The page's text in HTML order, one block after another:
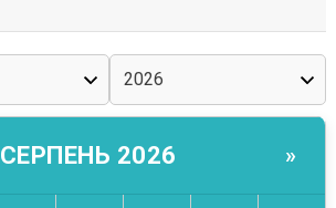
СЕРПЕНЬ 2026 »